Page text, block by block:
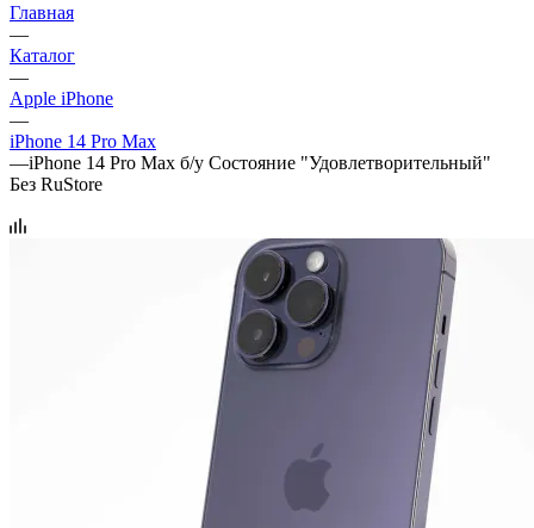
Главная
—
Каталог
—
Apple iPhone
—
iPhone 14 Pro Max
—iPhone 14 Pro Max б/у Состояние "Удовлетворительный"
Без RuStore